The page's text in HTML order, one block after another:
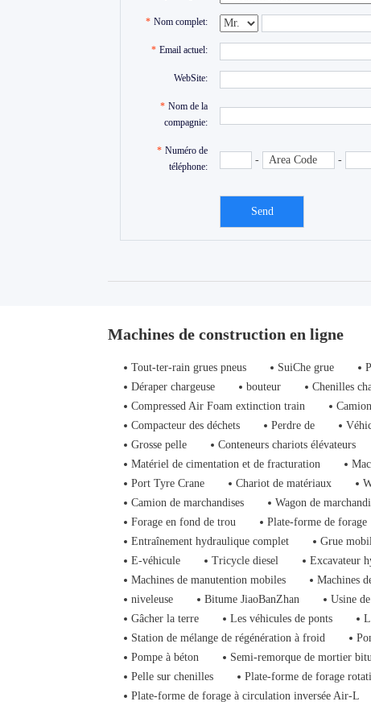
* Nom complet:
* Email actuel:
WebSite:
* Nom de la
compagnie:
* Numéro de
téléphone:
- -
Machines de construction en ligne
Tout-ter-rain grues pneus SuiChe grue
Déraper chargeuse
bouteur Chenilles
Compressed Air Foam extinction train
Compacteur des déchets
Perdre de
Grosse pelle
Conteneurs chariots élévateurs
Matériel de cimentation et de fracturation
Port Tyre Crane
Chariot de matériaux
Camion de marchandises
Wagon de
Forage en fond de trou
Plate-forme de forage
Entraînement hydraulique complet
Grue
E-véhicule
Tricycle diesel Excavateur
Machines de manutention mobiles
Machines
niveleuse
Bitume JiaoBanZhan Usine
Gâcher la terre
Les véhicules de ponts
Station de mélange de régénération à froid
Pompe à béton
Semi-remorque de mortier
Pelle sur chenilles
Plate-forme de forage
Plate-forme de forage à circulation inversée Air-L